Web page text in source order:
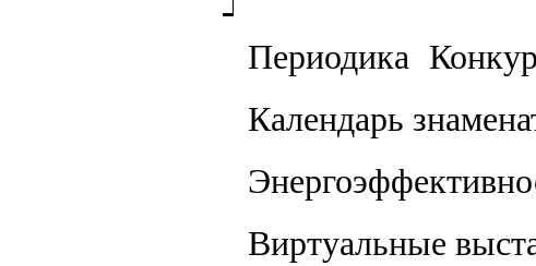
Периодика
Календарь
Виртуальные